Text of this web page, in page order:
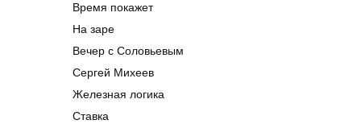
Время покажет
На заре
Вечер с Соловьевым
Сергей Михеев
Железная логика
Ставка